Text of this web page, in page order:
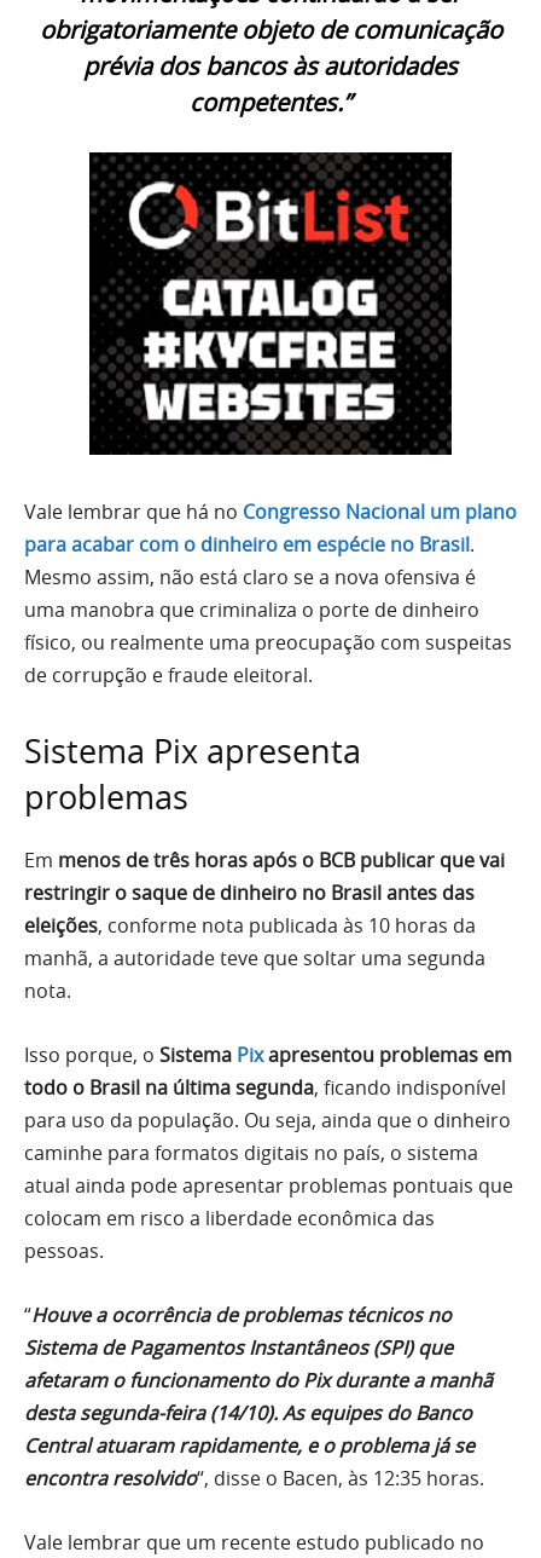
obrigatoriamente objeto de comunicação
prévia dos bancos às autoridades
competentes.”
Vale lembrar que há no Congresso Nacional um plano
para acabar com o dinheiro em espécie no Brasil.
Mesmo assim, não está claro se a nova ofensiva é
uma manobra que criminaliza o porte de dinheiro
físico, ou realmente uma preocupação com suspeitas
de corrupção e fraude eleitoral.
Sistema Pix apresenta
problemas
Em menos de três horas após o BCB publicar que vai
restringir o saque de dinheiro no Brasil antes das
eleições, conforme nota publicada às 10 horas da
manhã, a autoridade teve que soltar uma segunda
nota.
Isso porque, o Sistema Pixapresentou problemas em
todo o Brasil na última segunda, ficando indisponível
para uso da população. Ou seja, ainda que o dinheiro
caminhe para formatos digitais no país, o sistema
atual ainda pode apresentar problemas pontuais que
colocam em risco a liberdade econômica das
pessoas.
“Houve a ocorrência de problemas técnicos no
Sistema de Pagamentos Instantâneos (SPI) que
afetaram o funcionamento do Pix durante a manhã
desta segunda-feira (14/10). As equipes do Banco
Central atuaram rapidamente, e o problema já se
encontra resolvido“, disse o Bacen, às 12:35 horas.
Vale lembrar que um recente estudo publicado no